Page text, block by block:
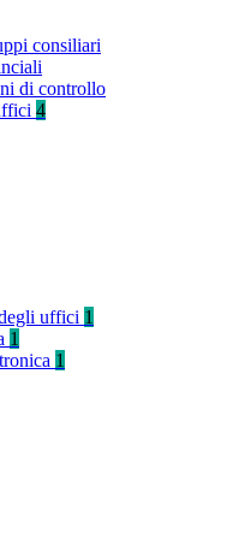
consiliari
di controllo
4
uffici 1
1
1